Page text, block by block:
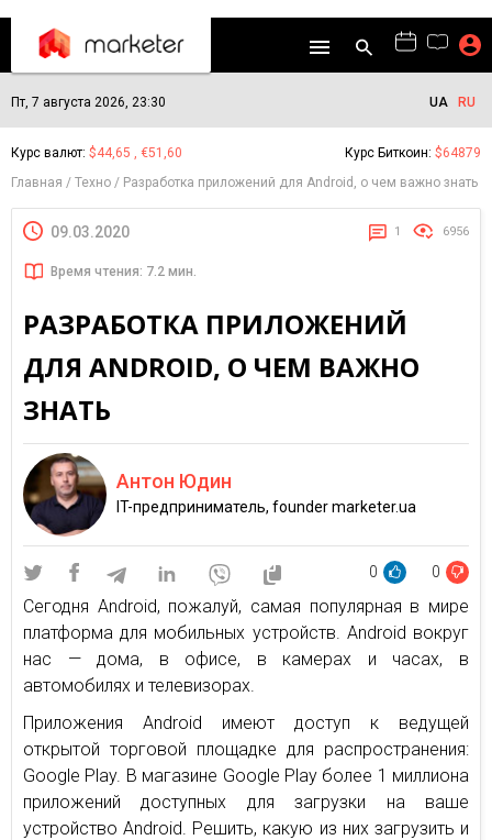
Пт, 7 августа 2026, 23:30 UA RU
Курс валют: $44,65 , €51,60 Курс Биткоин: $64879
Главная
Техно Разработка приложений для Android, о чем важно знать
09.03.2020 1 6956
Время чтения: 7.2 мин.
РАЗРАБОТКА ПРИЛОЖЕНИЙ
ДЛЯ ANDROID, О ЧЕМ ВАЖНО
ЗНАТЬ
Антон Юдин
IT-предприниматель, founder marketer.ua
0 0
Сегодня Android, пожалуй, самая популярная в мире
платформа для мобильных устройств. Android вокруг
нас — дома, в офисе, в камерах и часах, в
автомобилях и телевизорах.
Приложения Android имеют доступ к ведущей
открытой торговой площадке для распространения:
Google Play. В магазине Google Play более 1 миллиона
приложений доступных для загрузки на ваше
устройство Android. Решить, какую из них загрузить и